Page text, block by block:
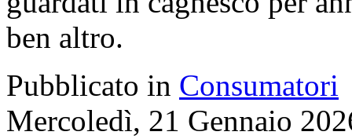
ben altro.
Pubblicato in Consumatori
Mercoledì, 21 Gennaio